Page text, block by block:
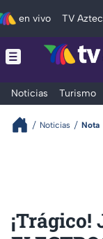
en vivo TV
Noticias Turismo
Noticias Nota